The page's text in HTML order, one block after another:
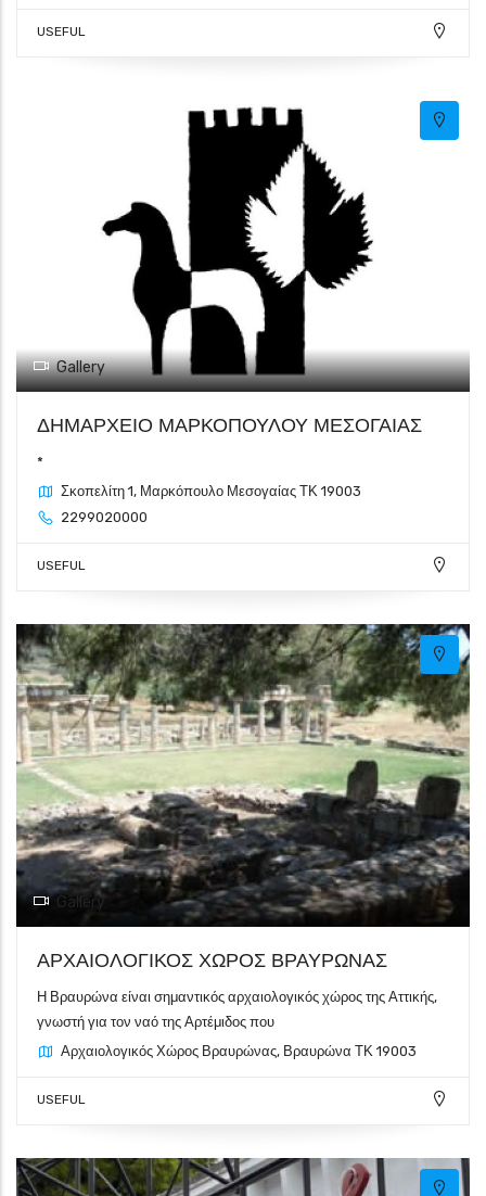
USEFUL
Gallery
ΔΗΜΑΡΧΕΙΟ ΜΑΡΚΟΠΟΥΛΟΥ ΜΕΣΟΓΑΙΑΣ
*
Σκοπελίτη 1, Μαρκόπουλο Μεσογαίας ΤΚ 19003
2299020000
USEFUL
Gallery
ΑΡΧΑΙΟΛΟΓΙΚΟΣ ΧΩΡΟΣ ΒΡΑΥΡΩΝΑΣ
Η Βραυρώνα είναι σημαντικός αρχαιολογικός χώρος της Αττικής,
γνωστή για τον ναό της Αρτέμιδος που
Αρχαιολογικός Χώρος Βραυρώνας, Βραυρώνα ΤΚ 19003
USEFUL